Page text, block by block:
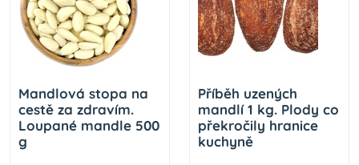
Mandlová stopa na
cestě za zdravím.
Loupané mandle 500
g
Příběh uzených
mandlí 1 kg. Plody co
překročily hranice
kuchyně